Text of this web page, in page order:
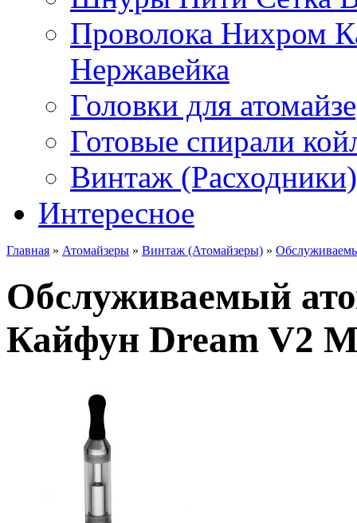
Проволока Нихром
Нержавейка
Головки для
Готовые спирали
Винтаж (Расходники)
Интересное
Главная » Атомайзеры » Винтаж (Атомайзеры) »
Обслуживаемый
Кайфун Dream V2